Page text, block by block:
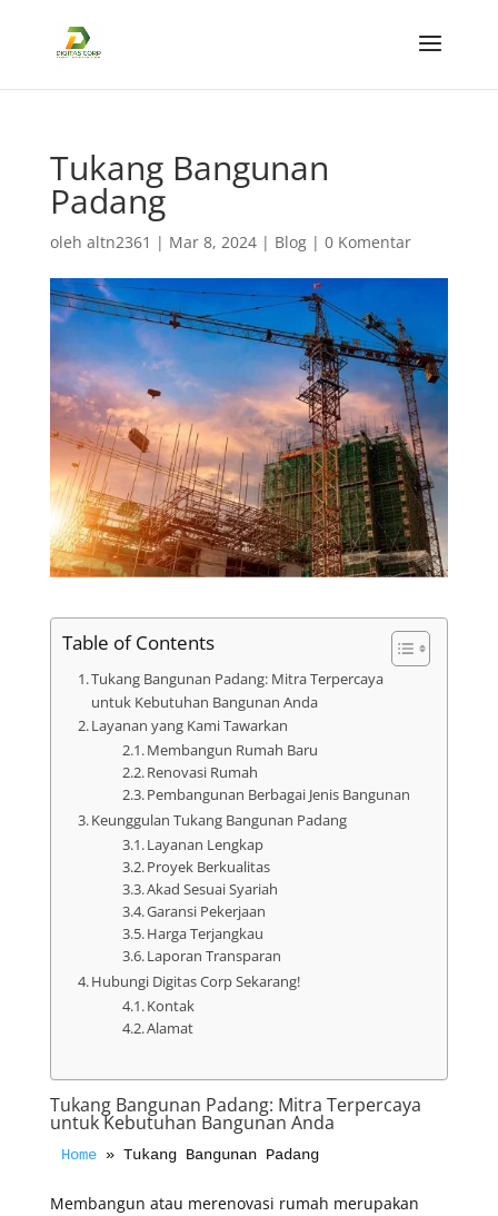
Tukang Bangunan
Padang
oleh altn2361 | Mar 8, 2024| Blog| 0 Komentar
Table of Contents
Tukang Bangunan Padang: Mitra Terpercaya
untuk Kebutuhan Bangunan Anda
Layanan yang Kami Tawarkan
Membangun Rumah Baru
Renovasi Rumah
Pembangunan Berbagai Jenis Bangunan
Keunggulan Tukang Bangunan Padang
Layanan Lengkap
Proyek Berkualitas
Akad Sesuai Syariah
Garansi Pekerjaan
Harga Terjangkau
Laporan Transparan
Hubungi Digitas Corp Sekarang!
Kontak
Alamat
Tukang Bangunan Padang: Mitra Terpercaya
untuk Kebutuhan Bangunan Anda
Home » Tukang Bangunan Padang
Membangun atau merenovasi rumah merupakan